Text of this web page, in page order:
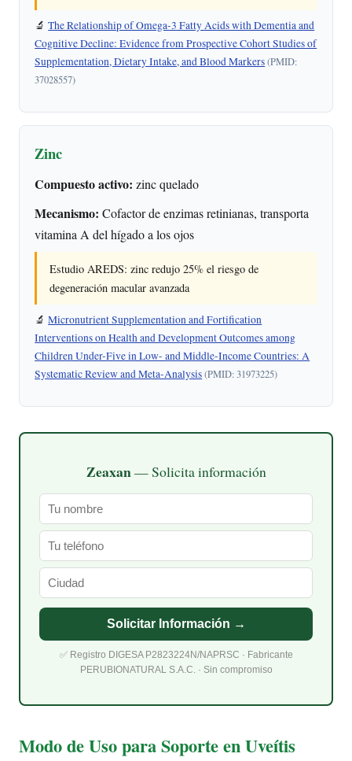
🔬The Relationship of Omega-3 Fatty Acids with Dementia and
Cognitive Decline: Evidence from Prospective Cohort Studies of
Supplementation, Dietary Intake, and Blood Markers(PMID:
37028557)
Zinc
Compuesto activo: zinc quelado
Mecanismo: Cofactor de enzimas retinianas, transporta
vitamina A del hígado a los ojos
Estudio AREDS: zinc redujo 25% el riesgo de
degeneración macular avanzada
🔬Micronutrient Supplementation and Fortification
Interventions on Health and Development Outcomes among
Children Under-Five in Low- and Middle-Income Countries: A
Systematic Review and Meta-Analysis(PMID: 31973225)
Zeaxan— Solicita información
Solicitar Información →
✅ Registro DIGESA P2823224N/NAPRSC · Fabricante
PERUBIONATURAL S.A.C. · Sin compromiso
Modo de Uso para Soporte en Uveítis